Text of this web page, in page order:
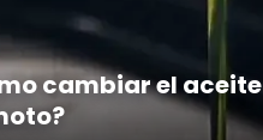
cambiar el aceite